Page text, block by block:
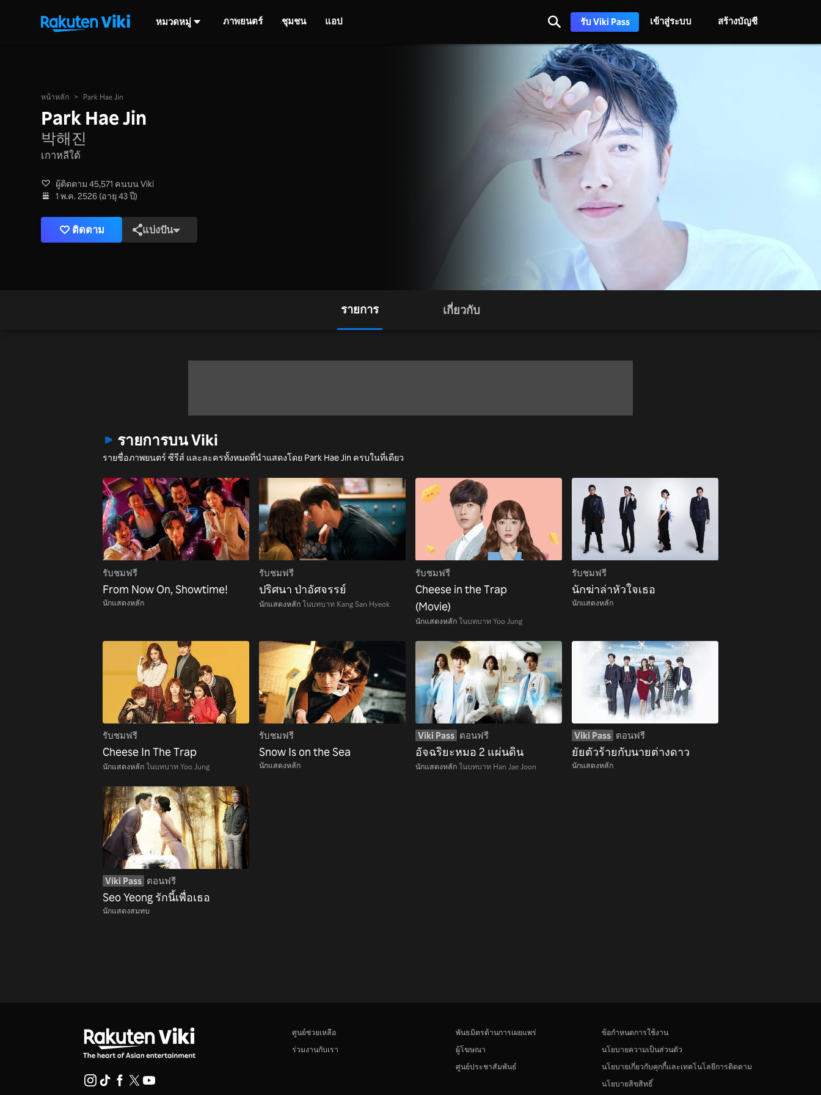
หมวดหมู่ ภาพยนตร์ ชุมชน แอป รับ Viki Pass เข้าสู่ระบบ สร้างบัญชี
หน้าหลัก > Park Hae Jin
Park Hae Jin
박해진
เกาหลีใต้
ผู้ติดตาม 45,571 คนบน Viki
1 พ.ค. 2526 (อายุ 43 ปี)
ติดตาม แบ่งปัน
รายการ เกี่ยวกับ
รายการบน Viki
รายชื่อภาพยนตร์ ซีรีส์ และละครทั้งหมดที่นำแสดงโดย Park Hae Jin ครบในที่เดียว
รับชมฟรี
From Now On, Showtime!
นักแสดงหลัก
รับชมฟรี
ปริศนา ป่าอัศจรรย์
นักแสดงหลักในบทบาท Kang San Hyeok
รับชมฟรี
Cheese in the Trap
(Movie)
นักแสดงหลักในบทบาท Yoo Jung
รับชมฟรี
นักฆ่าล่าหัวใจเธอ
นักแสดงหลัก
รับชมฟรี
Cheese In The Trap
นักแสดงหลักในบทบาท Yoo Jung
รับชมฟรี
Snow Is on the Sea
นักแสดงหลัก
Viki Pass ตอนฟรี
อัจฉริยะหมอ 2 แผ่นดิน
นักแสดงหลักในบทบาท Han Jae Joon
Viki Pass ตอนฟรี
ยัยตัวร้ายกับนายต่างดาว
นักแสดงหลัก
Viki Pass ตอนฟรี
Seo Yeong รักนี้เพื่อเธอ
นักแสดงสมทบ
ศูนย์ช่วยเหลือ
ร่วมงานกับเรา
พันธมิตรด้านการเผยแพร่
ผู้โฆษณา
ศูนย์ประชาสัมพันธ์
ข้อกำหนดการใช้งาน
นโยบายความเป็นส่วนตัว
นโยบายเกี่ยวกับคุกกี้และเทคโนโลยีการติดตาม
นโยบายลิขสิทธิ์